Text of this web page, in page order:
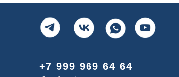
+7 999 969 64 64